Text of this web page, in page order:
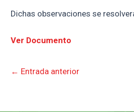
Dichas observaciones se
Ver Documento
← Entrada anterior